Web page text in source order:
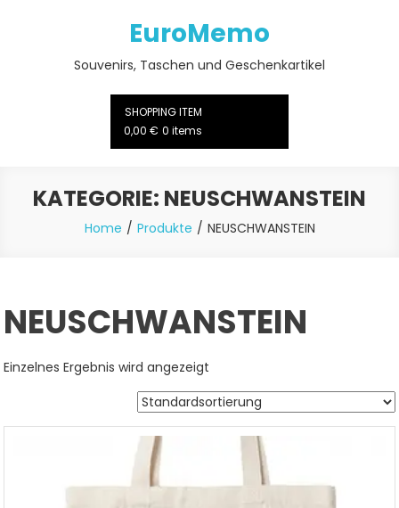
EuroMemo
Souvenirs, Taschen und Geschenkartikel
SHOPPING ITEM
0,00 € 0 items
KATEGORIE: NEUSCHWANSTEIN
Home Produkte NEUSCHWANSTEIN
NEUSCHWANSTEIN
Einzelnes Ergebnis wird angezeigt